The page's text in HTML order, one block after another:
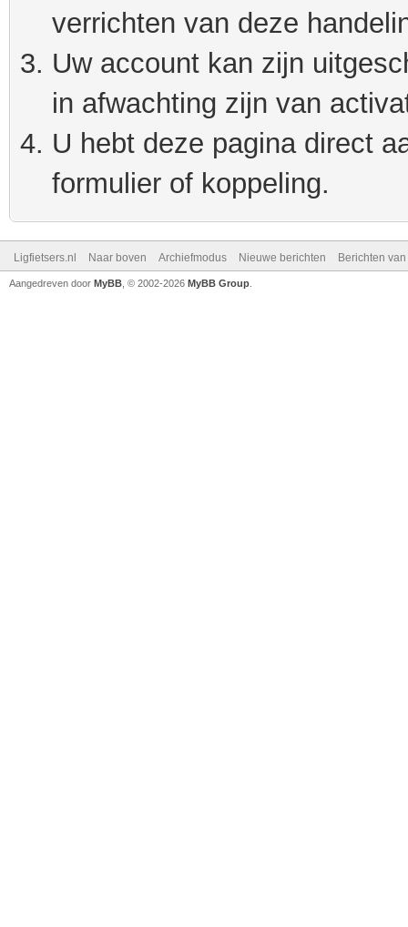
verrichten van deze
Uw account kan zijn
in afwachting zijn van
U hebt deze pagina direct
formulier of koppeling.
Ligfietsers.nl Naar boven Archiefmodus Nieuwe berichten Berichten
Aangedreven door MyBB , © 2002-2026 MyBB Group